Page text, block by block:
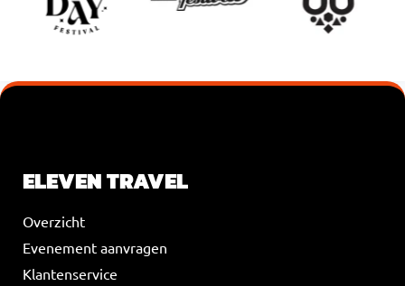
ELEVEN TRAVEL
Overzicht
Evenement aanvragen
Klantenservice